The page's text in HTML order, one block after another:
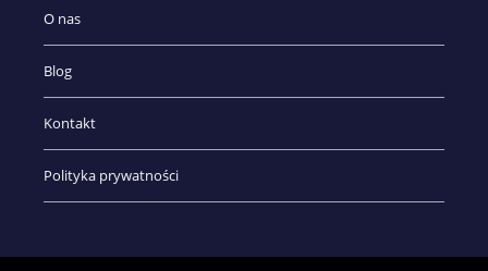
O nas
Blog
Kontakt
Polityka prywatności